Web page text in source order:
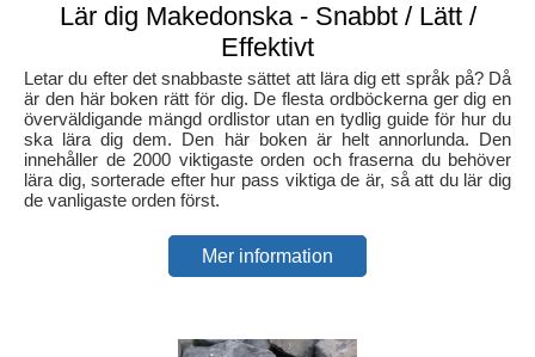
Lär dig Makedonska - Snabbt / Lätt /
Effektivt
Letar du efter det snabbaste sättet att lära dig ett språk på? Då
är den här boken rätt för dig. De flesta ordböckerna ger dig en
överväldigande mängd ordlistor utan en tydlig guide för hur du
ska lära dig dem. Den här boken är helt annorlunda. Den
innehåller de 2000 viktigaste orden och fraserna du behöver
lära dig, sorterade efter hur pass viktiga de är, så att du lär dig
de vanligaste orden först.
Mer information